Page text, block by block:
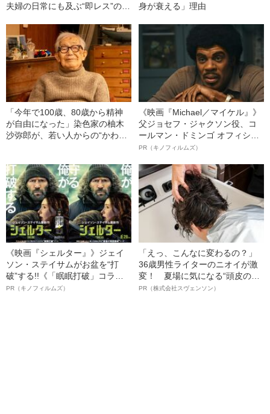
夫婦の日常にも及ぶ“即レス”のプ
身が衰える」理由
「今年で100歳、80歳から精神
が自由になった」染色家の柚木
沙弥郎が、若い人からの“かわい
《映画『Michael／マイケル』》
父ジョセフ・ジャクソン役、コ
ールマン・ドミンゴ オフィシャ
ルインタビュー“観客を魅了した
語る”《日本興収70億円突破》
PR（キノフィルムズ）
《映画『シェルター』》ジェイ
ソン・ステイサムがお盆を“打
破”する!!《「眠眠打破」コラ
ボ》
PR（キノフィルムズ）
「えっ、こんなに変わるの？」
36歳男性ライターのニオイが激
変！ 夏場に気になる“頭皮のニ
オイ”や“ベタつき”を解消す
PR（株式会社スヴェンソン）